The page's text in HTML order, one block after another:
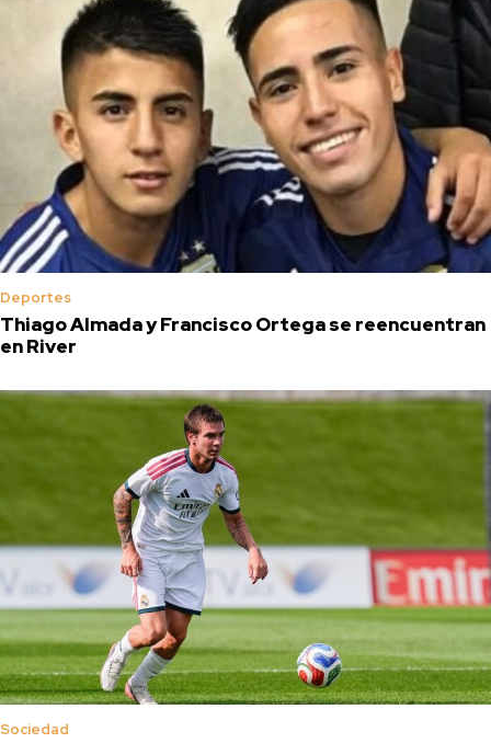
Deportes
Thiago Almada y Francisco Ortega se reencuentran
en River
Sociedad